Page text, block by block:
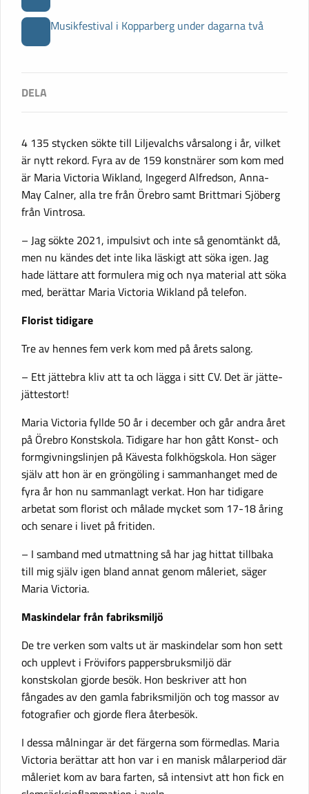
Musikfestival i Kopparberg under dagarna två
4 135 stycken sökte till Liljevalchs vårsalong i år, vilket
är nytt rekord. Fyra av de 159 konstnärer som kom med
är Maria Victoria Wikland, Ingegerd Alfredson, Anna-
May Calner, alla tre från Örebro samt Brittmari Sjöberg
från Vintrosa.
– Jag sökte 2021, impulsivt och inte så genomtänkt då,
men nu kändes det inte lika läskigt att söka igen. Jag
hade lättare att formulera mig och nya material att söka
med, berättar Maria Victoria Wikland på telefon.
Florist tidigare
Tre av hennes fem verk kom med på årets salong.
– Ett jättebra kliv att ta och lägga i sitt CV. Det är jätte-
jättestort!
Maria Victoria fyllde 50 år i december och går andra året
på Örebro Konstskola. Tidigare har hon gått Konst- och
formgivningslinjen på Kävesta folkhögskola. Hon säger
själv att hon är en gröngöling i sammanhanget med de
fyra år hon nu sammanlagt verkat. Hon har tidigare
arbetat som florist och målade mycket som 17-18 åring
och senare i livet på fritiden.
– I samband med utmattning så har jag hittat tillbaka
till mig själv igen bland annat genom måleriet, säger
Maria Victoria.
Maskindelar från fabriksmiljö
De tre verken som valts ut är maskindelar som hon sett
och upplevt i Frövifors pappersbruksmiljö där
konstskolan gjorde besök. Hon beskriver att hon
fångades av den gamla fabriksmiljön och tog massor av
fotografier och gjorde flera återbesök.
I dessa målningar är det färgerna som förmedlas. Maria
Victoria berättar att hon var i en manisk målarperiod där
måleriet kom av bara farten, så intensivt att hon fick en